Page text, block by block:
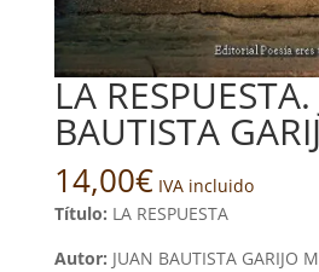
LA
BAUTISTA
14,00€ IVA incluido
Título: LA RESPUESTA
Autor: JUAN BAUTISTA GARIJO